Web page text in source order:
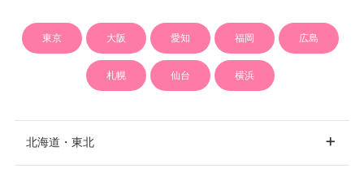
東京 大阪 愛知 福岡 広島
札幌 仙台 横浜
北海道・東北